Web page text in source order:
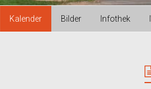
Kalender Bilder Infothek